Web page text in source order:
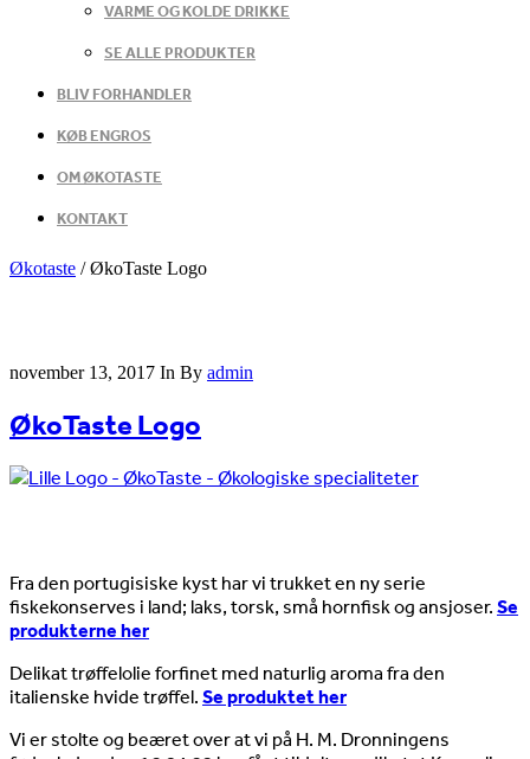
VARME OG KOLDE DRIKKE
SE ALLE PRODUKTER
BLIV FORHANDLER
KØB ENGROS
OM ØKOTASTE
KONTAKT
Økotaste /ØkoTaste Logo
november 13, 2017 In By admin
ØkoTaste Logo
Fra den portugisiske kyst har vi trukket en ny serie
fiskekonserves i land; laks, torsk, små hornfisk og ansjoser. Se
produkterne her
Delikat trøffelolie forfinet med naturlig aroma fra den
italienske hvide trøffel. Se produktet her
Vi er stolte og beæret over at vi på H. M. Dronningens